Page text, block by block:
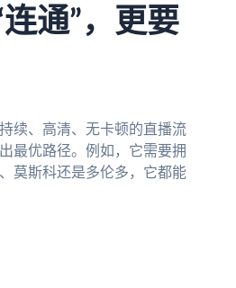
通”，更要
续、高清、无卡顿的直播流
最优路径。例如，它需要拥
莫斯科还是多伦多，它都能